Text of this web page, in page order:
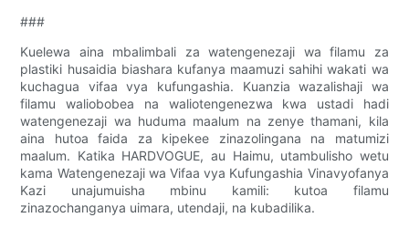
###
Kuelewa aina mbalimbali za watengenezaji wa filamu za
plastiki husaidia biashara kufanya maamuzi sahihi wakati wa
kuchagua vifaa vya kufungashia. Kuanzia wazalishaji wa
filamu waliobobea na waliotengenezwa kwa ustadi hadi
watengenezaji wa huduma maalum na zenye thamani, kila
aina hutoa faida za kipekee zinazolingana na matumizi
maalum. Katika HARDVOGUE, au Haimu, utambulisho wetu
kama Watengenezaji wa Vifaa vya Kufungashia Vinavyofanya
Kazi unajumuisha mbinu kamili: kutoa filamu
zinazochanganya uimara, utendaji, na kubadilika.